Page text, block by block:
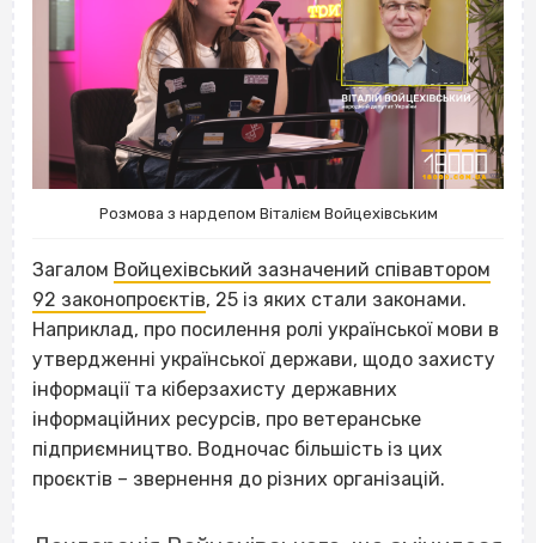
Розмова з нардепом Віталієм Войцехівським
Загалом Войцехівський зазначений співавтором
92 законопроєктів, 25 із яких стали законами.
Наприклад, про посилення ролі української мови в
утвердженні української держави, щодо захисту
інформації та кіберзахисту державних
інформаційних ресурсів, про ветеранське
підприємництво. Водночас більшість із цих
проєктів – звернення до різних організацій.